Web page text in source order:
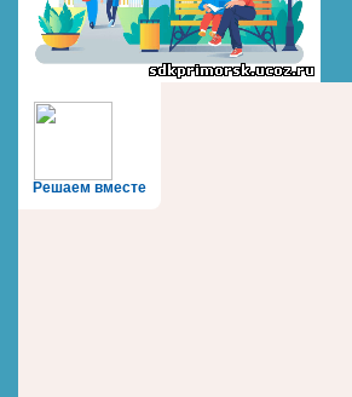
Решаем вместе